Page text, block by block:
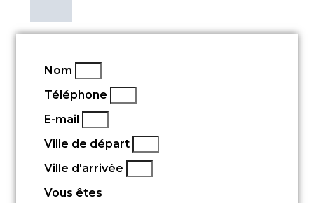
Nom
Téléphone
E-mail
Ville de départ
Ville d'arrivée
Vous êtes